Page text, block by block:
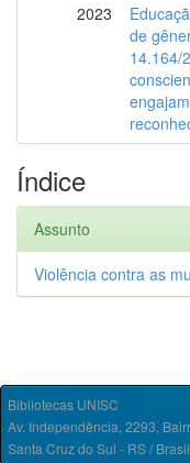
2023
de
14.164/
Índice
Assunto
Violência contra as
Bibliotecas UNISC
Av. Independência, 2293,
Santa Cruz do Sul - RS /